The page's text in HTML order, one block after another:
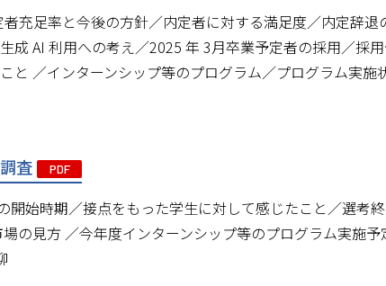
充足率と今後の方針／内定者に対する満足度／内定辞退
成 AI 利用への考え／2025 年 3月卒業予定者の採用／採
と ／インターンシップ等のプログラム／プログラム実施
査 PDF
始時期／接点をもった学生に対して感じたこと／選考
の見方 ／今年度インターンシップ等のプログラム実施予